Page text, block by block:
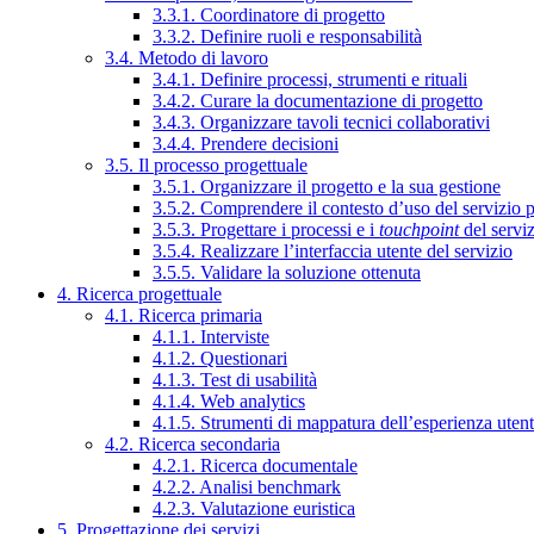
3.3.1. Coordinatore di progetto
3.3.2. Definire ruoli e responsabilità
3.4. Metodo di lavoro
3.4.1. Definire processi, strumenti e rituali
3.4.2. Curare la documentazione di progetto
3.4.3. Organizzare tavoli tecnici collaborativi
3.4.4. Prendere decisioni
3.5. Il processo progettuale
3.5.1. Organizzare il progetto e la sua gestione
3.5.2. Comprendere il contesto d’uso del servizio
3.5.3. Progettare i processi e i touchpointdel
3.5.4. Realizzare l’interfaccia utente del servizio
3.5.5. Validare la soluzione ottenuta
4. Ricerca progettuale
4.1. Ricerca primaria
4.1.1. Interviste
4.1.2. Questionari
4.1.3. Test di usabilità
4.1.4. Web analytics
4.1.5. Strumenti di mappatura dell’esperienza
4.2. Ricerca secondaria
4.2.1. Ricerca documentale
4.2.2. Analisi benchmark
4.2.3. Valutazione euristica
5. Progettazione dei servizi